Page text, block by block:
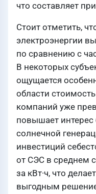
что составляет
Стоит отметить,
электроэнергии
по сравнению с
В некоторых
ощущается
области
компаний уже
повышает интерес
солнечной
инвестиций
от СЭС в среднем
за кВт·ч, что
выгодным